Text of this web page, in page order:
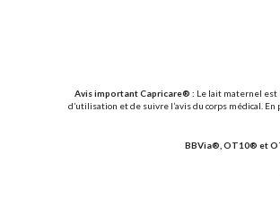
Avis important Capricare® : Le lait maternel est
d’utilisation et de suivre l’avis du corps médical.
BBVia®, OT10® et